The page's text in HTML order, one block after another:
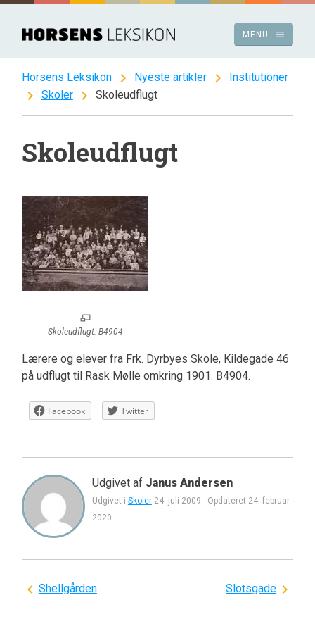
Spring
indhold
menu
MENU
Horsens Leksikon chevron_right Nyeste artikler chevron_right Institutioner
chevron_right Skoler chevron_right Skoleudflugt
Skoleudflugt
Skoleudflugt. B4904
Lærere og elever fra Frk. Dyrbyes Skole, Kildegade 46
på udflugt til Rask Mølle omkring 1901. B4904.
Facebook Twitter
Udgivet af Janus Andersen
Udgivet i Skoler 24. juli 2009 - Opdateret 24. februar
2020
Indlægsnavigation
Shellgården Slotsgade